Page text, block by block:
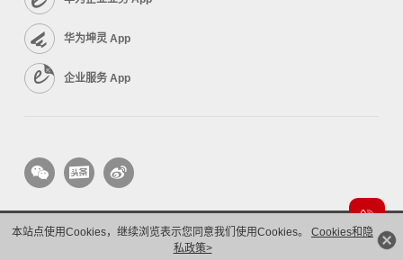
本站点使用Cookies，继续浏览表示您同意我们使用Cookies。 Cookies和隐
私政策>
华为坤灵 App
企业服务 App
版权所有 © 华为技术有限公司 1998-2026。 保留一切权利。粤A2-20044005号
隐私保护
法律声明